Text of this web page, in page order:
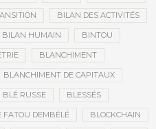
BILAN DES ACTIVITÉS
BILAN HUMAIN BINTOU
BLANCHIMENT
BLANCHIMENT DE CAPITAUX
BLÉ RUSSE BLESSÉS
FATOU DEMBÉLÉ BLOCKCHAIN